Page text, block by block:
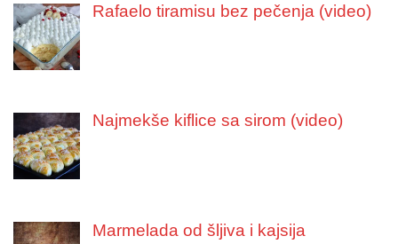
Rafaelo tiramisu bez pečenja (video)
Najmekše kiflice sa sirom (video)
Marmelada od šljiva i kajsija